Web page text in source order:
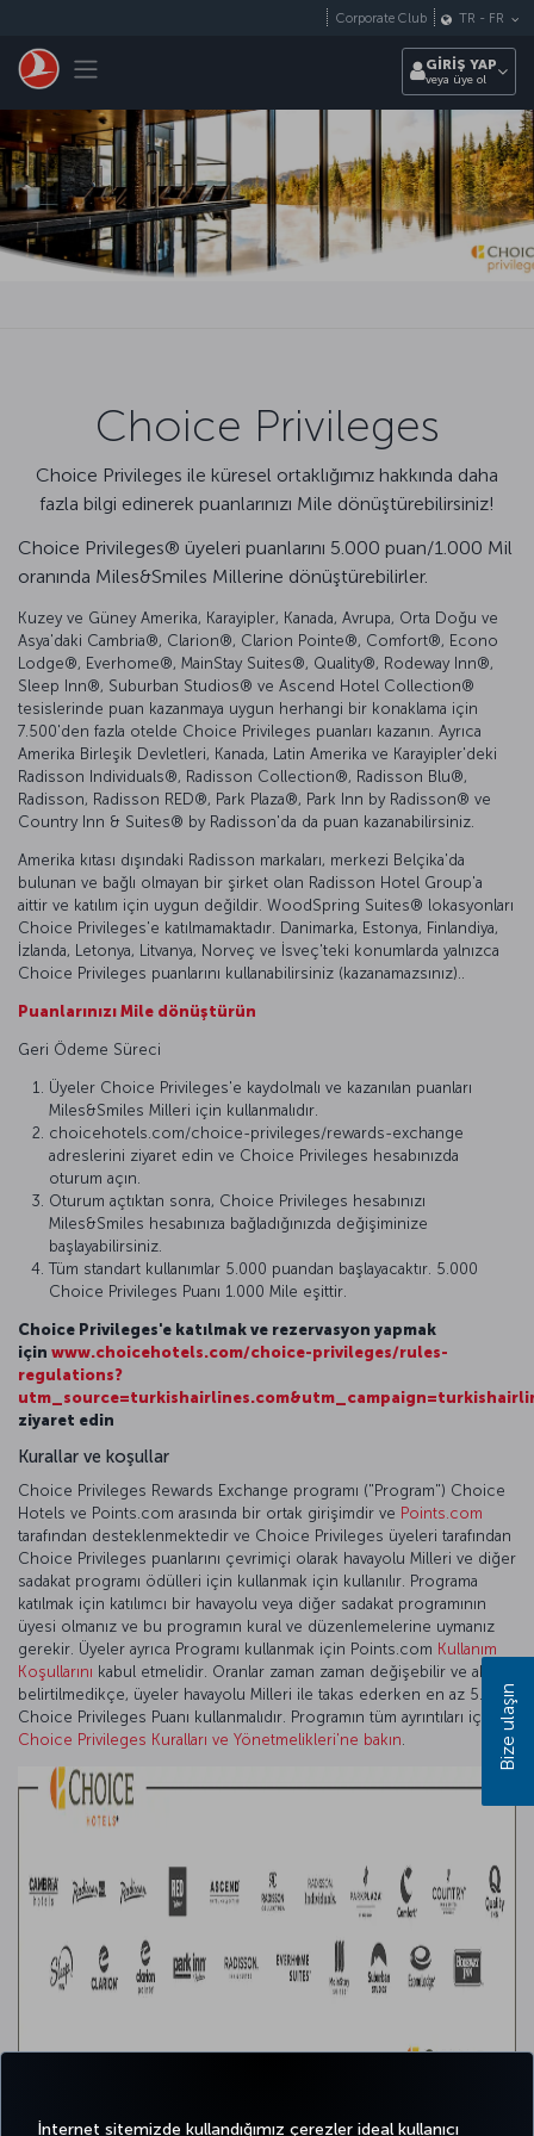
İnternet sitemizde kullandığımız çerezler ideal kullanıcı
Toggle navigation
Corporate Club TR - FR
GİRİŞ YAP
veya üye ol
Choice Privileges
Choice Privileges ile küresel ortaklığımız hakkında daha
fazla bilgi edinerek puanlarınızı Mile dönüştürebilirsiniz!
Choice Privileges® üyeleri puanlarını 5.000 puan/1.000 Mil
oranında Miles&Smiles Millerine dönüştürebilirler.
Kuzey ve Güney Amerika, Karayipler, Kanada, Avrupa, Orta Doğu ve
Asya'daki Cambria®, Clarion®, Clarion Pointe®, Comfort®, Econo
Lodge®, Everhome®, MainStay Suites®, Quality®, Rodeway Inn®,
Sleep Inn®, Suburban Studios® ve Ascend Hotel Collection®
tesislerinde puan kazanmaya uygun herhangi bir konaklama için
7.500'den fazla otelde Choice Privileges puanları kazanın. Ayrıca
Amerika Birleşik Devletleri, Kanada, Latin Amerika ve Karayipler'deki
Radisson Individuals®, Radisson Collection®, Radisson Blu®,
Radisson, Radisson RED®, Park Plaza®, Park Inn by Radisson® ve
Country Inn & Suites® by Radisson'da da puan kazanabilirsiniz.
Amerika kıtası dışındaki Radisson markaları, merkezi Belçika'da
bulunan ve bağlı olmayan bir şirket olan Radisson Hotel Group'a
aittir ve katılım için uygun değildir. WoodSpring Suites® lokasyonları
Choice Privileges'e katılmamaktadır. Danimarka, Estonya, Finlandiya,
İzlanda, Letonya, Litvanya, Norveç ve İsveç'teki konumlarda yalnızca
Choice Privileges puanlarını kullanabilirsiniz (kazanamazsınız)..
Puanlarınızı Mile dönüştürün
Geri Ödeme Süreci
Üyeler Choice Privileges'e kaydolmalı ve kazanılan puanları
Miles&Smiles Milleri için kullanmalıdır.
choicehotels.com/choice-privileges/rewards-exchange
adreslerini ziyaret edin ve Choice Privileges hesabınızda
oturum açın.
Oturum açtıktan sonra, Choice Privileges hesabınızı
Miles&Smiles hesabınıza bağladığınızda değişiminize
başlayabilirsiniz.
Tüm standart kullanımlar 5.000 puandan başlayacaktır. 5.000
Choice Privileges Puanı 1.000 Mile eşittir.
Choice Privileges'e katılmak ve rezervasyon yapmak
için www.choicehotels.com/choice-privileges/rules-
regulations?
ziyaret edin
Kurallar ve koşullar
Choice Privileges Rewards Exchange programı ("Program") Choice
Hotels ve Points.com arasında bir ortak girişimdir ve Points.com
tarafından desteklenmektedir ve Choice Privileges üyeleri tarafından
Choice Privileges puanlarını çevrimiçi olarak havayolu Milleri ve diğer
sadakat programı ödülleri için kullanmak için kullanılır. Programa
katılmak için katılımcı bir havayolu veya diğer sadakat programının
üyesi olmanız ve bu programın kural ve düzenlemelerine uymanız
gerekir. Üyeler ayrıca Programı kullanmak için Points.com Kullanım
Koşullarını kabul etmelidir. Oranlar zaman zaman değişebilir ve aksi
belirtilmedikçe, üyeler havayolu Milleri ile takas ederken en az 5.000
Choice Privileges Puanı kullanmalıdır. Programın tüm ayrıntıları için
Choice Privileges Kuralları ve Yönetmelikleri'ne bakın
Bize ulaşın